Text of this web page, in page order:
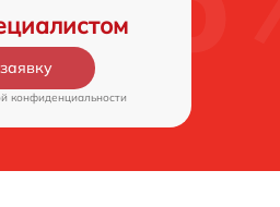
конфиденциальности